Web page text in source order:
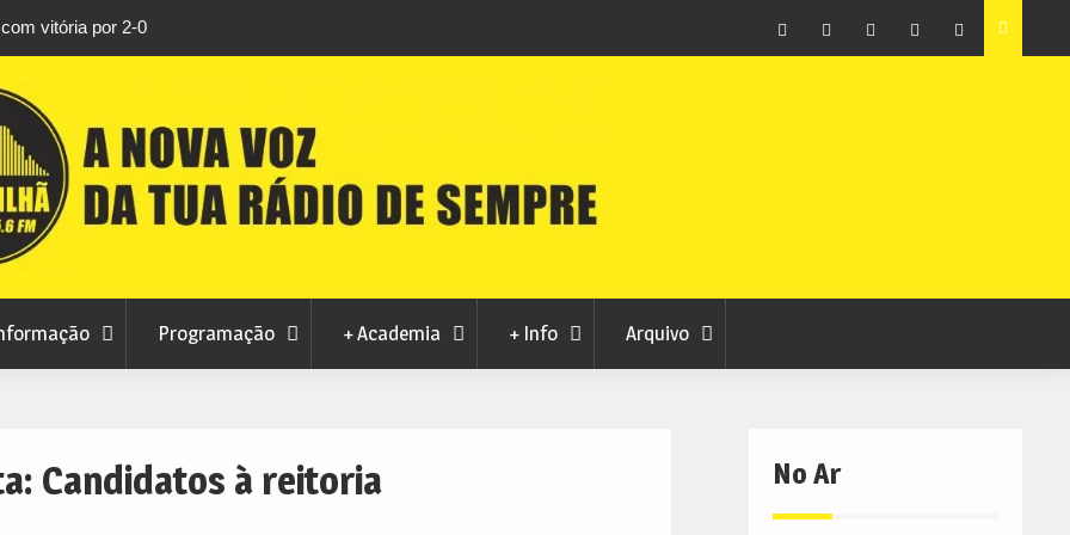
a 14 de
Programação + Academia + Info Arquivo
Candidatos à reitoria No Ar